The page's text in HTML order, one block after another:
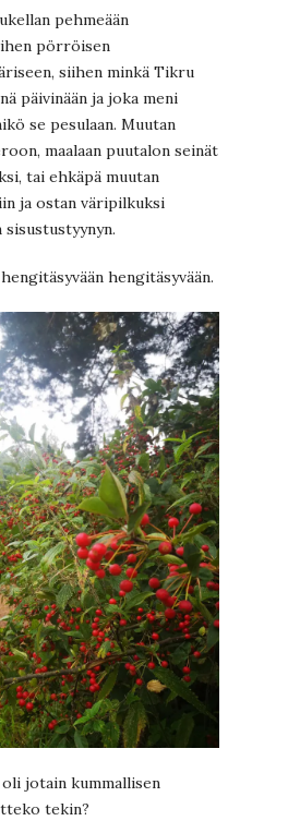
pehmeään
pörröisen
siihen minkä Tikru
päivinään ja joka meni
se pesulaan. Muutan
maalaan puutalon seinät
tai ehkäpä muutan
ja ostan väripilkuksi
hengitäsyvään.
oli jotain kummallisen
tekin?